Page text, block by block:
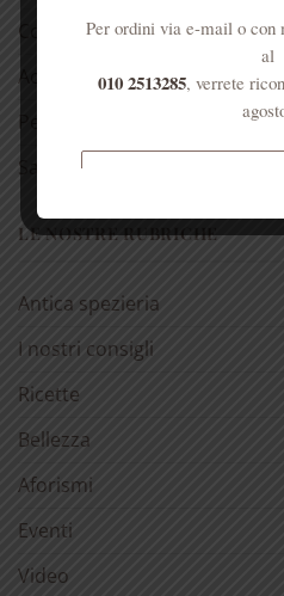
Cosmetici alla rosa
Acqua di Sant’Anna
Salute dell’anima
LE NOSTRE RUBRICHE
Antica spezieria
I nostri consigli
Ricette
Bellezza
Aforismi
Eventi
Video
Per ordini via e-mail o con
al
010 2513285, verrete
superiori